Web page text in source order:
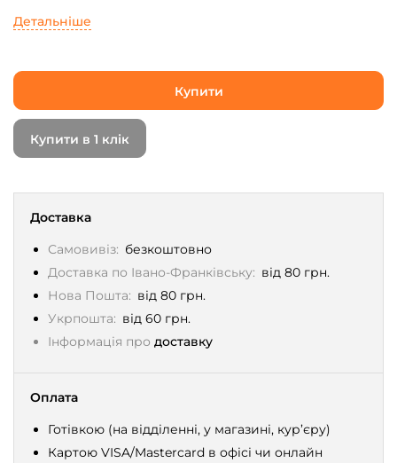
Доставка
Самовивіз: безкоштовно
Доставка по Івано-Франківську: від 80 грн.
Нова Пошта: від 80 грн.
Укрпошта: від 60 грн.
Інформація про доставку
Оплата
Готівкою (на відділенні, у магазині, кур’єру)
Картою VISA/Mastercard в офісі чи онлайн
Детальніше
Купити
Купити в 1 клік